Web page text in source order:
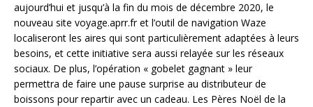
aujourd’hui et jusqu’à la fin du mois de décembre 2020, le
nouveau site voyage.aprr.fr et l’outil de navigation Waze
localiseront les aires qui sont particulièrement adaptées à leurs
besoins, et cette initiative sera aussi relayée sur les réseaux
sociaux. De plus, l’opération « gobelet gagnant » leur
permettra de faire une pause surprise au distributeur de
boissons pour repartir avec un cadeau. Les Pères Noël de la